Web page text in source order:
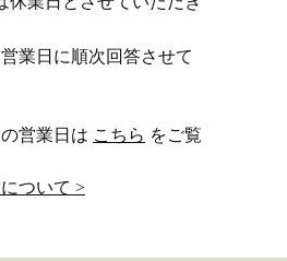
業日に順次回答させて
営業日は こちら をご覧
ついて >